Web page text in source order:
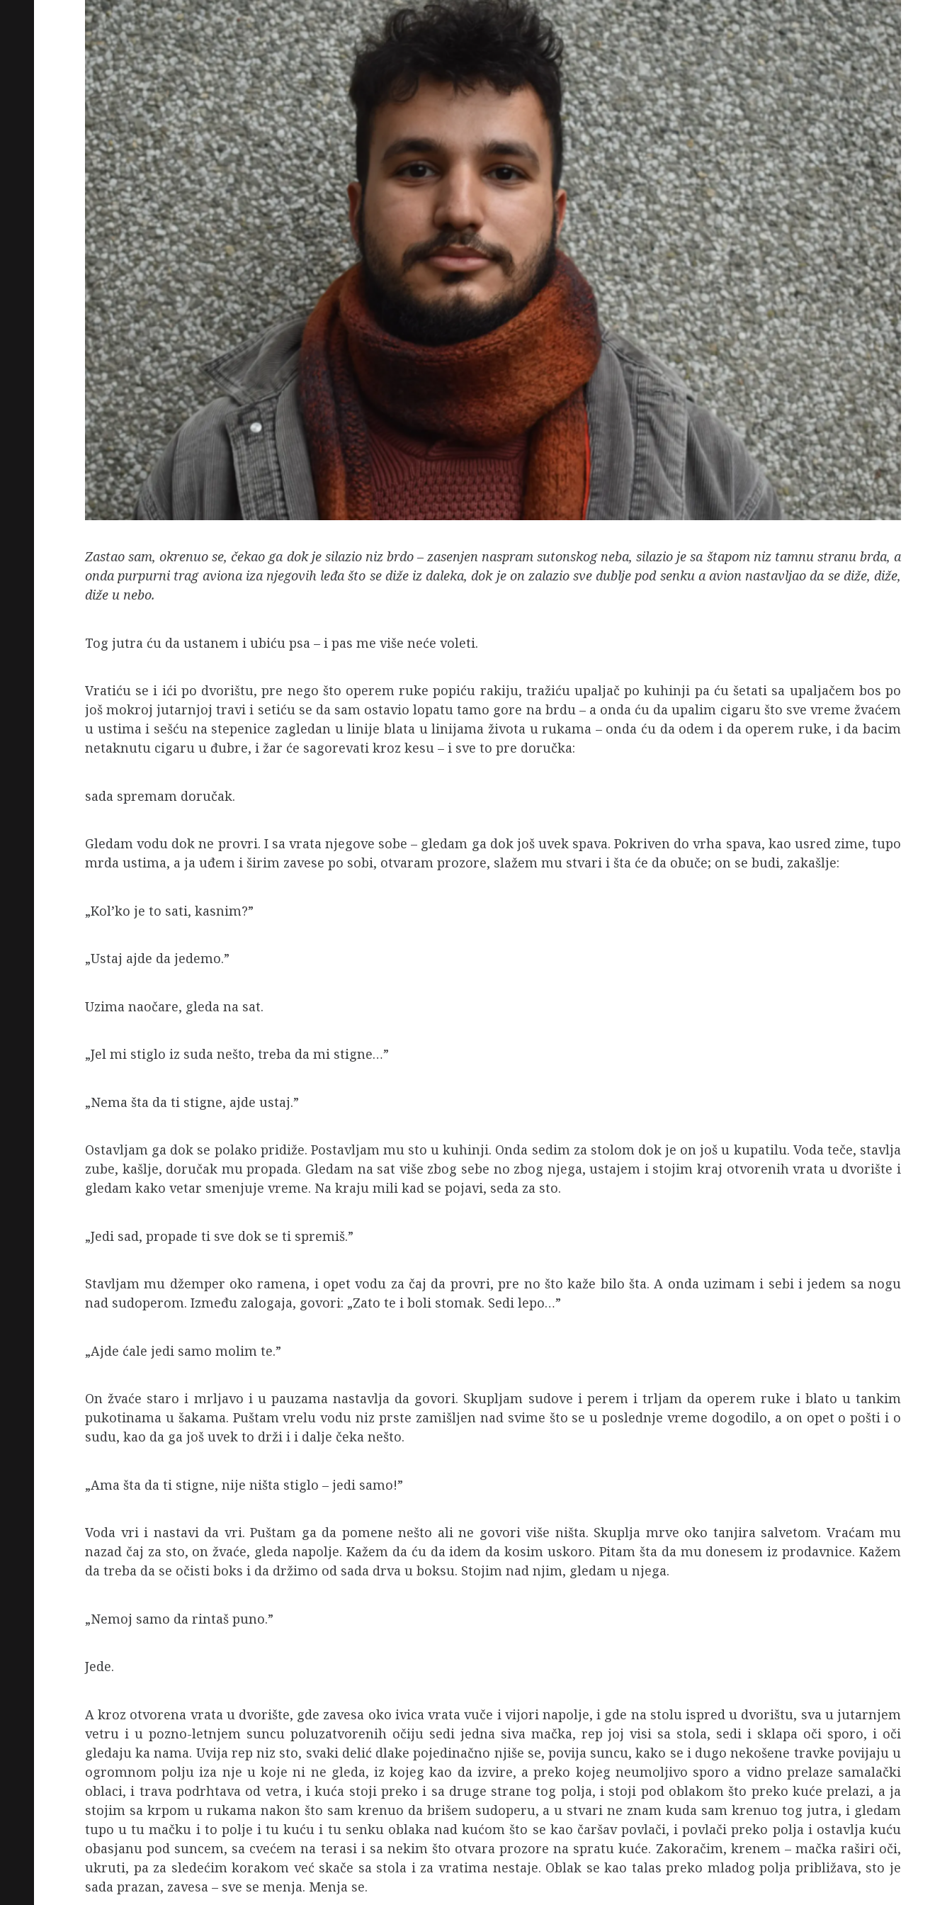
Zastao sam, okrenuo se, čekao ga dok je silazio niz brdo – zasenjen naspram sutonskog neba, silazio je sa štapom niz tamnu stranu brda, a
onda purpurni trag aviona iza njegovih leđa što se diže iz daleka, dok je on zalazio sve dublje pod senku a avion nastavljao da se diže, diže,
diže u nebo.
Tog jutra ću da ustanem i ubiću psa – i pas me više neće voleti.
Vratiću se i ići po dvorištu, pre nego što operem ruke popiću rakiju, tražiću upaljač po kuhinji pa ću šetati sa upaljačem bos po
još mokroj jutarnjoj travi i setiću se da sam ostavio lopatu tamo gore na brdu – a onda ću da upalim cigaru što sve vreme žvaćem
u ustima i sešću na stepenice zagledan u linije blata u linijama života u rukama – onda ću da odem i da operem ruke, i da bacim
netaknutu cigaru u đubre, i žar će sagorevati kroz kesu – i sve to pre doručka:
sada spremam doručak.
Gledam vodu dok ne provri. I sa vrata njegove sobe – gledam ga dok još uvek spava. Pokriven do vrha spava, kao usred zime, tupo
mrda ustima, a ja uđem i širim zavese po sobi, otvaram prozore, slažem mu stvari i šta će da obuče; on se budi, zakašlje:
„Kol’ko je to sati, kasnim?”
„Ustaj ajde da jedemo.”
Uzima naočare, gleda na sat.
„Jel mi stiglo iz suda nešto, treba da mi stigne…”
„Nema šta da ti stigne, ajde ustaj.”
Ostavljam ga dok se polako pridiže. Postavljam mu sto u kuhinji. Onda sedim za stolom dok je on još u kupatilu. Voda teče, stavlja
zube, kašlje, doručak mu propada. Gledam na sat više zbog sebe no zbog njega, ustajem i stojim kraj otvorenih vrata u dvorište i
gledam kako vetar smenjuje vreme. Na kraju mili kad se pojavi, seda za sto.
„Jedi sad, propade ti sve dok se ti spremiš.”
Stavljam mu džemper oko ramena, i opet vodu za čaj da provri, pre no što kaže bilo šta. A onda uzimam i sebi i jedem sa nogu
nad sudoperom. Između zalogaja, govori: „Zato te i boli stomak. Sedi lepo…”
„Ajde ćale jedi samo molim te.”
On žvaće staro i mrljavo i u pauzama nastavlja da govori. Skupljam sudove i perem i trljam da operem ruke i blato u tankim
pukotinama u šakama. Puštam vrelu vodu niz prste zamišljen nad svime što se u poslednje vreme dogodilo, a on opet o pošti i o
sudu, kao da ga još uvek to drži i i dalje čeka nešto.
„Ama šta da ti stigne, nije ništa stiglo – jedi samo!”
Voda vri i nastavi da vri. Puštam ga da pomene nešto ali ne govori više ništa. Skuplja mrve oko tanjira salvetom. Vraćam mu
nazad čaj za sto, on žvaće, gleda napolje. Kažem da ću da idem da kosim uskoro. Pitam šta da mu donesem iz prodavnice. Kažem
da treba da se očisti boks i da držimo od sada drva u boksu. Stojim nad njim, gledam u njega.
„Nemoj samo da rintaš puno.”
Jede.
A kroz otvorena vrata u dvorište, gde zavesa oko ivica vrata vuče i vijori napolje, i gde na stolu ispred u dvorištu, sva u jutarnjem
vetru i u pozno-letnjem suncu poluzatvorenih očiju sedi jedna siva mačka, rep joj visi sa stola, sedi i sklapa oči sporo, i oči
gledaju ka nama. Uvija rep niz sto, svaki delić dlake pojedinačno njiše se, povija suncu, kako se i dugo nekošene travke povijaju u
ogromnom polju iza nje u koje ni ne gleda, iz kojeg kao da izvire, a preko kojeg neumoljivo sporo a vidno prelaze samalački
oblaci, i trava podrhtava od vetra, i kuća stoji preko i sa druge strane tog polja, i stoji pod oblakom što preko kuće prelazi, a ja
stojim sa krpom u rukama nakon što sam krenuo da brišem sudoperu, a u stvari ne znam kuda sam krenuo tog jutra, i gledam
tupo u tu mačku i to polje i tu kuću i tu senku oblaka nad kućom što se kao čaršav povlači, i povlači preko polja i ostavlja kuću
obasjanu pod suncem, sa cvećem na terasi i sa nekim što otvara prozore na spratu kuće. Zakoračim, krenem – mačka raširi oči,
ukruti, pa za sledećim korakom već skače sa stola i za vratima nestaje. Oblak se kao talas preko mladog polja približava, sto je
sada prazan, zavesa – sve se menja. Menja se.